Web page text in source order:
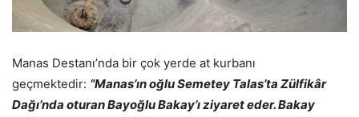
Manas Destanı’nda bir çok yerde at kurbanı
geçmektedir: “Manas’ın oğlu Semetey Talas’ta Zülfikâr
Dağı’nda oturan Bayoğlu Bakay’ı ziyaret eder. Bakay